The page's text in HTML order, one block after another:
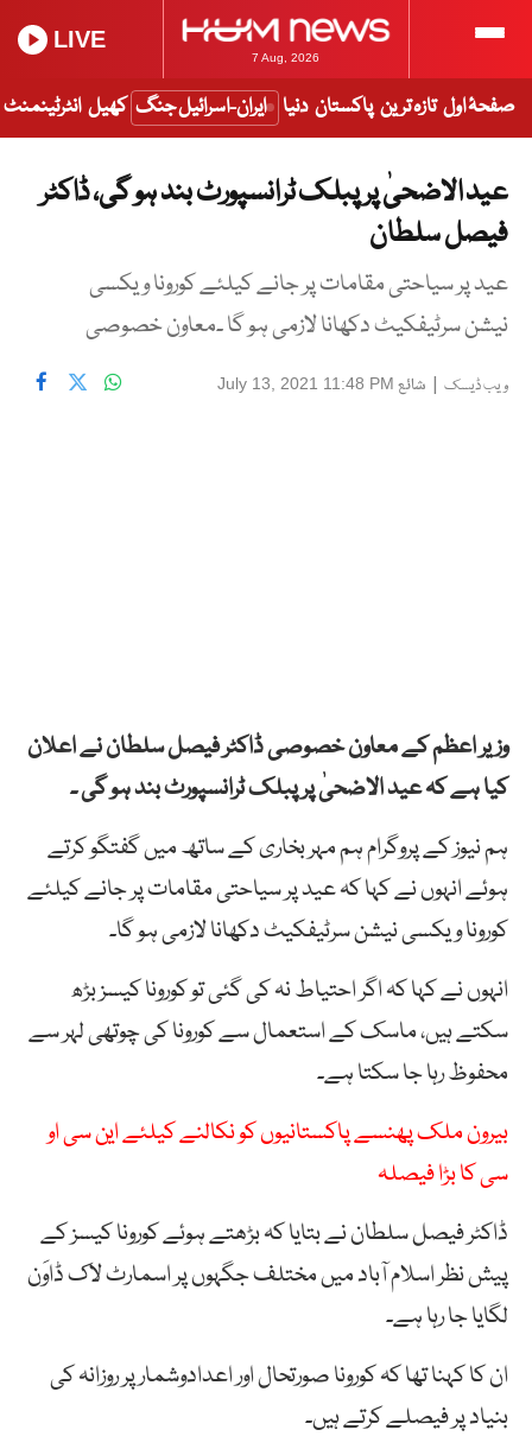
7 Aug, 2026
LIVE
صفحۂ اول تازہ ترین پاکستان دنیا ایران-اسرائیل جنگ کھیل انٹرٹینمنٹ
عید الاضحیٰ پر پبلک ٹرانسپورٹ بند ہو گی، ڈاکٹر
فیصل سلطان
عید پر سیاحتی مقامات پر جانے کیلئے کورونا ویکسی
نیشن سرٹیفکیٹ دکھانا لازمی ہو گا ۔معاون خصوصی
ویب ڈیسک | شائع July 13, 2021 11:48 PM
وزیر اعظم کے معاون خصوصی ڈاکٹر فیصل سلطان نے اعلان
کیا ہے کہ عیدالاضحیٰپرپبلکٹرانسپورٹبندہوگی۔
ہم نیوز کے پروگرامہممہربخاریکےساتھمیںگفتگوکرتے
ہوئےانہوںنےکہاکہعیدپرسیاحتیمقاماتپرجانےکیلئے
کوروناویکسینیشنسرٹیفکیٹدکھانالازمیہوگا۔
انہوں نے کہا کہ اگر احتیاط نہ کی گئی تو کورونا کیسز بڑھ
سکتے ہیں، ماسک کے استعمال سے کورونا کی چوتھی لہر سے
محفوظ رہا جا سکتا ہے۔
بیرون ملک پھنسے پاکستانیوں کو نکالنے کیلئے این سی او
سی کا بڑا فیصلہ
ڈاکٹر فیصل سلطان نے بتایا کہ بڑھتے ہوئے کورونا کیسز کے
پیش نظر اسلام آباد میں مختلف جگہوں پر اسمارٹ لاک ڈاوَن
لگایا جا رہا ہے۔
ان کا کہنا تھا کہ کورونا صورتحال اور اعدادوشمار پر روزانہ کی
بنیاد پر فیصلے کرتے ہیں۔